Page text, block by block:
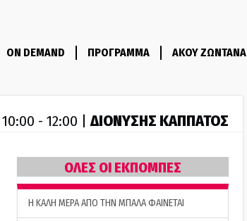
ON DEMAND ΠΡΟΓΡΑΜΜΑ ΑΚΟΥ ΖΩΝΤΑΝΑ
10:00 - 12:00 |ΔΙΟΝΥΣΗΣ ΚΑΠΠΑΤΟΣ
ΟΛΕΣ ΟΙ ΕΚΠΟΜΠΕΣ
H ΚΑΛΗ ΜΕΡΑ ΑΠΟ ΤΗΝ ΜΠΑΛΑ ΦΑΙΝΕΤΑΙ